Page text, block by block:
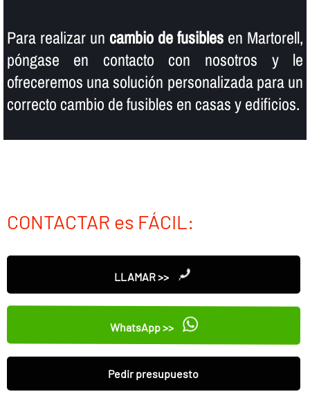
Para realizar un cambio de fusibles en Martorell,
póngase en contacto con nosotros y le
ofreceremos una solución personalizada para un
correcto cambio de fusibles en casas y edificios.
CONTACTAR es FÁCIL:
LLAMAR >>
WhatsApp >>
Pedir presupuesto